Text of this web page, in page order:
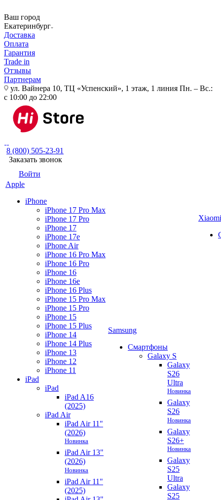
Ваш город
Екатеринбург
Доставка
Оплата
Гарантия
Trade in
Отзывы
Партнерам
ул. Вайнера 10, ТЦ «Успенский», 1 этаж, 1 линия Пн. – Вс.:
с 10:00 до 22:00
8 (800) 505-23-91
Заказать звонок
Войти
Apple
iPhone
iPhone 17 Pro Max
iPhone 17 Pro
iPhone 17
iPhone 17e
iPhone Air
iPhone 16 Pro Max
iPhone 16 Pro
iPhone 16
iPhone 16e
iPhone 16 Plus
iPhone 15 Pro Max
iPhone 15 Pro
iPhone 15
iPhone 15 Plus
iPhone 14
iPhone 14 Plus
iPhone 13
iPhone 12
iPhone 11
iPad
iPad
iPad A16
(2025)
iPad Air
iPad Air 11"
(2026)
Новинка
iPad Air 13"
(2026)
Новинка
iPad Air 11"
(2025)
Samsung
Смартфоны
Galaxy S
Galaxy
S26
Ultra
Новинка
Galaxy
S26
Новинка
Galaxy
S26+
Новинка
Galaxy
S25
Ultra
Galaxy
S25
Xiaomi